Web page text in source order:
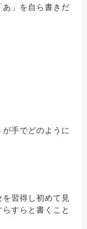
」を自ら書きだ
手でどのように
習得し初めて見
すらと書くこと